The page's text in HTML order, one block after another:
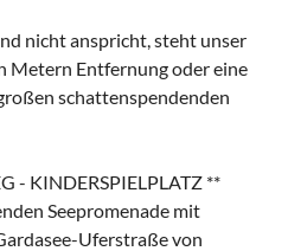
nicht anspricht, steht unser
Metern Entfernung oder eine
schattenspendenden
- KINDERSPIELPLATZ **
Seepromenade mit
Uferstraße von